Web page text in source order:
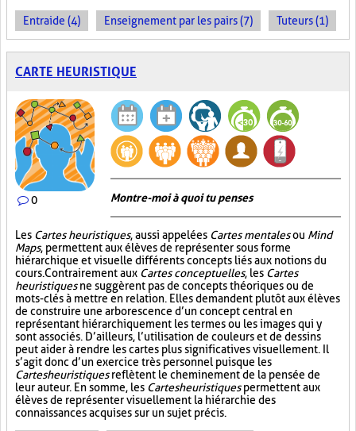
Entraide (4) Enseignement par les pairs (7) Tuteurs (1)
CARTE HEURISTIQUE
0 Montre-moi à quoi tu penses
Les Cartes heuristiques, aussi appelées Cartes mentalesou Mind
Maps, permettent aux élèves de représenter sous forme
hiérarchique et visuelle différents concepts liés aux notions du
cours. Contrairement aux Cartes conceptuelles, les Cartes
heuristiquesne suggèrent pas de concepts théoriques ou de
mots-clés à mettre en relation. Elles demandent plutôt aux élèves
de construire une arborescence d’un concept central en
représentant hiérarchiquement les termes ou les images qui y
sont associés. D’ailleurs, l’utilisation de couleurs et de dessins
peut aider à rendre les cartes plus significatives visuellement. Il
s’agit donc d’un exercice très personnel puisque les
Cartes heuristiquesreflètent le cheminement de la pensée de
leur auteur. En somme, les Cartes heuristiquespermettent aux
élèves de représenter visuellement la hiérarchie des
connaissances acquises sur un sujet précis.